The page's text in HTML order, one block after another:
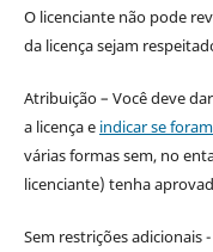
O licenciante não pode
da licença sejam
Atribuição – Você deve
a licença e indicar se
várias formas sem, no
licenciante) tenha
Sem restrições adicionais